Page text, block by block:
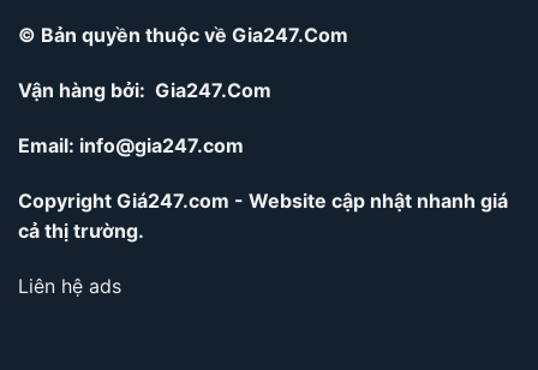
© Bản quyền thuộc về Gia247.Com
Vận hàng bởi: Gia247.Com
Email: info@gia247.com
Copyright Giá247.com - Website cập nhật nhanh giá
cả thị trường.
Liên hệ ads